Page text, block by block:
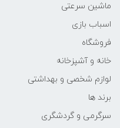
ماشین سرعتی
اسباب بازی
فروشگاه
خانه و آشپزخانه
لوازم شخصی و بهداشتی
برند ها
سرگرمی و گردشگری